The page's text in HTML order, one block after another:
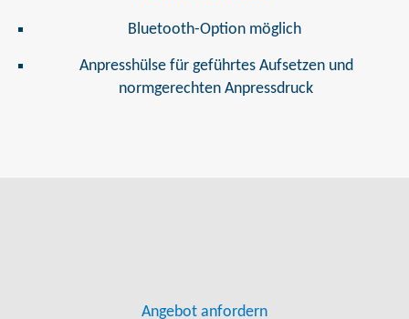
Bluetooth-Option möglich
Anpresshülse für geführtes Aufsetzen und
normgerechten Anpressdruck
Angebot anfordern